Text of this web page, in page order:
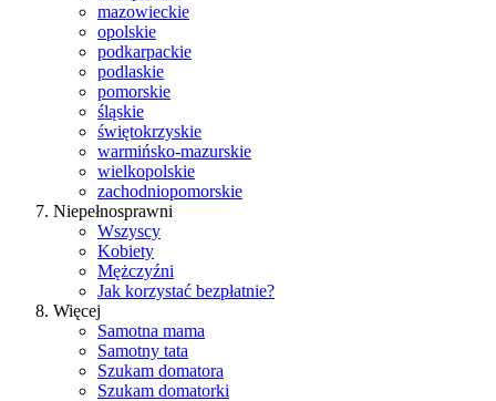
mazowieckie
opolskie
podkarpackie
podlaskie
pomorskie
śląskie
świętokrzyskie
warmińsko-mazurskie
wielkopolskie
zachodniopomorskie
Niepełnosprawni
Wszyscy
Kobiety
Mężczyźni
Jak korzystać bezpłatnie?
Więcej
Samotna mama
Samotny tata
Szukam domatora
Szukam domatorki